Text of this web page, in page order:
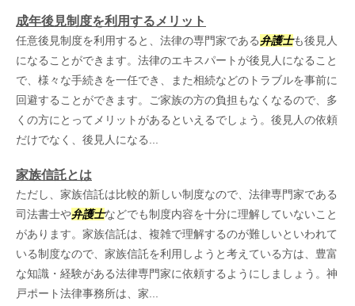
成年後見制度を利用するメリット
任意後見制度を利用すると、法律の専門家である弁護士も後見人
になることができます。法律のエキスパートが後見人になること
で、様々な手続きを一任でき、また相続などのトラブルを事前に
回避することができます。ご家族の方の負担もなくなるので、多
くの方にとってメリットがあるといえるでしょう。後見人の依頼
だけでなく、後見人になる...
家族信託とは
ただし、家族信託は比較的新しい制度なので、法律専門家である
司法書士や弁護士などでも制度内容を十分に理解していないこと
があります。家族信託は、複雑で理解するのが難しいといわれて
いる制度なので、家族信託を利用しようと考えている方は、豊富
な知識・経験がある法律専門家に依頼するようにしましょう。神
戸ポート法律事務所は、家...